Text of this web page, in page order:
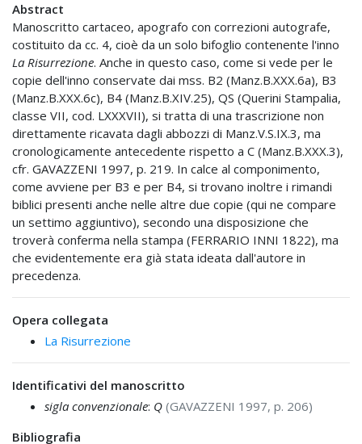
Abstract
Manoscritto cartaceo, apografo con correzioni autografe,
costituito da cc. 4, cioè da un solo bifoglio contenente l'inno
La Risurrezione. Anche in questo caso, come si vede per le
copie dell'inno conservate dai mss. B2 (Manz.B.XXX.6a), B3
(Manz.B.XXX.6c), B4 (Manz.B.XIV.25), QS (Querini Stampalia,
classe VII, cod. LXXXVII), si tratta di una trascrizione non
direttamente ricavata dagli abbozzi di Manz.V.S.IX.3, ma
cronologicamente antecedente rispetto a C (Manz.B.XXX.3),
cfr. GAVAZZENI 1997, p. 219. In calce al componimento,
come avviene per B3 e per B4, si trovano inoltre i rimandi
biblici presenti anche nelle altre due copie (qui ne compare
un settimo aggiuntivo), secondo una disposizione che
troverà conferma nella stampa (FERRARIO INNI 1822), ma
che evidentemente era già stata ideata dall'autore in
precedenza.
Opera collegata
La Risurrezione
Identificativi del manoscritto
sigla convenzionale: Q (GAVAZZENI 1997, p. 206)
Bibliografia